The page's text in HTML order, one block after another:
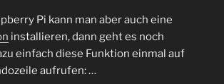
Pi kann man aber auch eine
installieren, dann geht es noch
einfach diese Funktion einmal auf
aufrufen: …